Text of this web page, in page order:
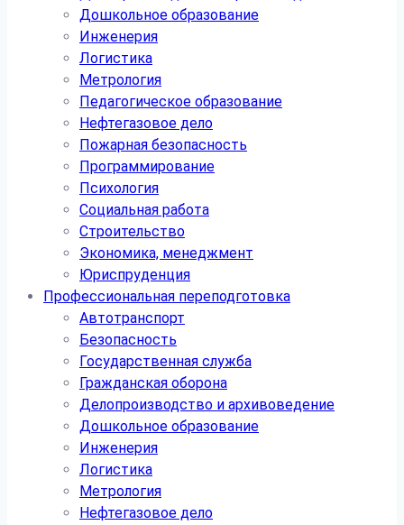
Дошкольное образование
Инженерия
Логистика
Метрология
Педагогическое образование
Нефтегазовое дело
Пожарная безопасность
Программирование
Психология
Социальная работа
Строительство
Экономика, менеджмент
Юриспруденция
Профессиональная переподготовка
Автотранспорт
Безопасность
Государственная служба
Гражданская оборона
Делопроизводство и архивоведение
Дошкольное образование
Инженерия
Логистика
Метрология
Нефтегазовое дело